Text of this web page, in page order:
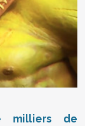
milliers de